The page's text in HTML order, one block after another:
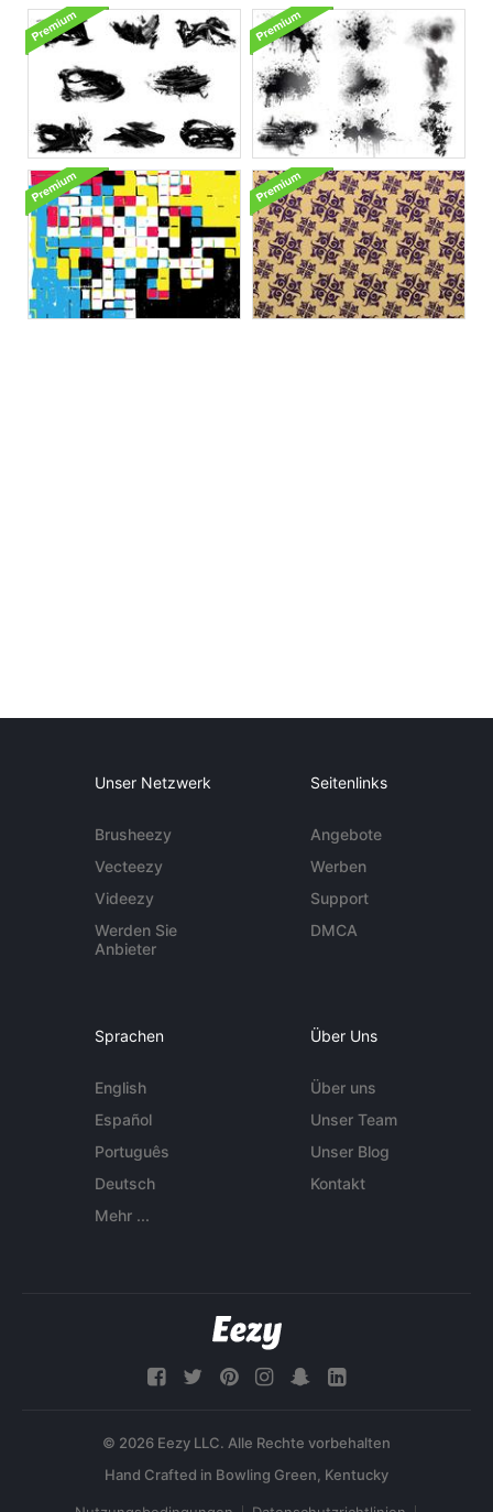
Unser Netzwerk
Brusheezy
Vecteezy
Videezy
Werden Sie
Anbieter
Seitenlinks
Angebote
Werben
Support
DMCA
Sprachen
English
Español
Português
Deutsch
Mehr ...
Über Uns
Über uns
Unser Team
Unser Blog
Kontakt
© 2026 Eezy LLC. Alle Rechte vorbehalten